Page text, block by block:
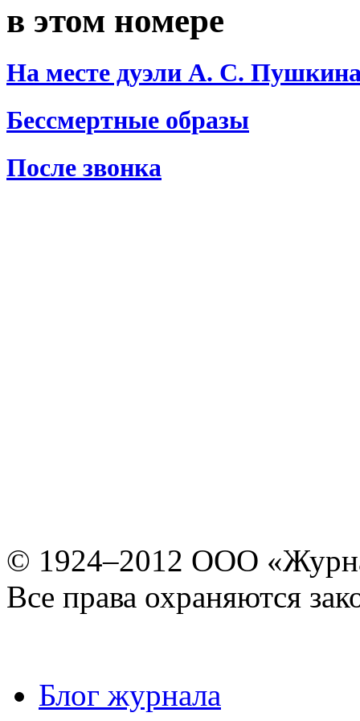
в этом номере
На месте дуэли А. С.
Бессмертные образы
После звонка
© 1924–2012 ООО
Все права охраняются
Блог журнала